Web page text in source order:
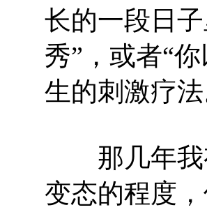
长的一段日
秀”，或者“
生的刺激疗法
那几年我
变态的程度